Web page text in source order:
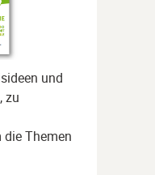
und
zu
Themen